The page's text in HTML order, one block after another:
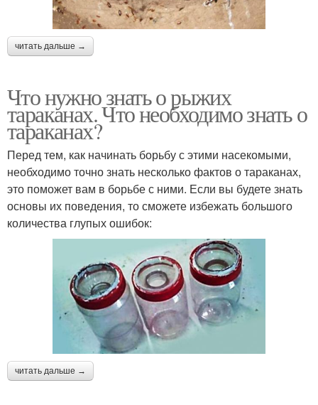
читать дальше →
Что нужно знать о рыжих
тараканах. Что необходимо знать о
тараканах?
Перед тем, как начинать борьбу с этими насекомыми,
необходимо точно знать несколько фактов о тараканах,
это поможет вам в борьбе с ними. Если вы будете знать
основы их поведения, то сможете избежать большого
количества глупых ошибок:
читать дальше →